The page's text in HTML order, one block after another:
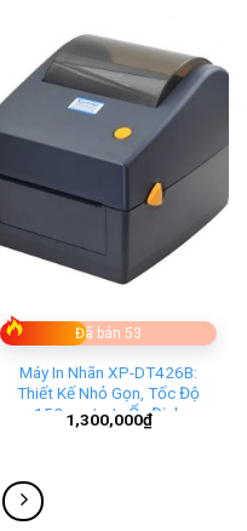
Đã bán 53
Máy In Nhãn XP-DT426B:
Thiết Kế Nhỏ Gọn, Tốc Độ
152mm/s, In Ổn Định
1,300,000₫